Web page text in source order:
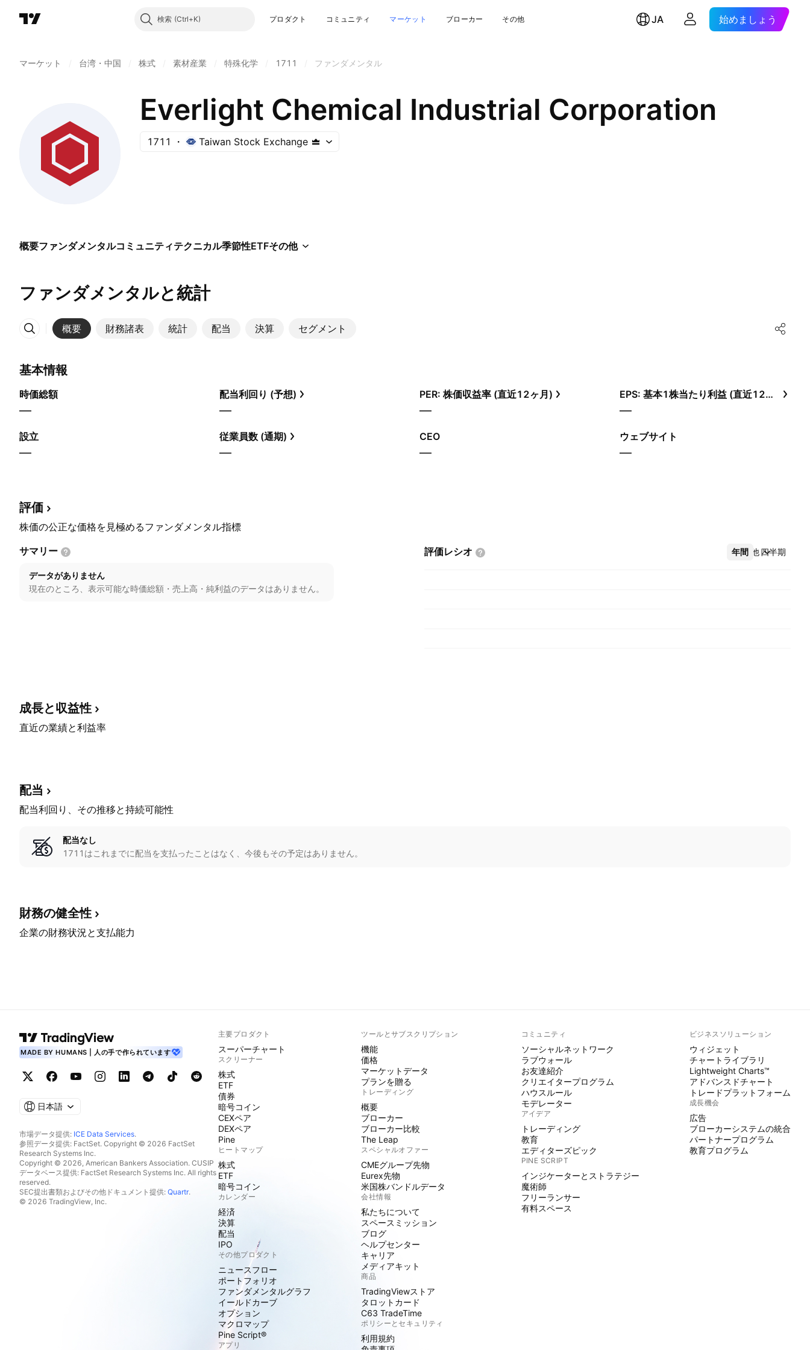
検索 プロダクト コミュニティ マーケット ブローカー その他 JA 始めましょう
マーケット 台湾・中国 株式 素材産業 特殊化学 1711 ファンダメンタル
Everlight Chemical Industrial Corporation
1711 Taiwan Stock Exchange
概要ファンダメンタルコミュニティテクニカル季節性ETFその他
ファンダメンタルと統計
概要 財務諸表 統計 配当 決算 セグメント
その他
基本情報
時価総額
—
配当利回り (予想)
—
PER: 株価収益率 (直近12ヶ月)
—
EPS: 基本1株当たり利益 (直近12ヶ月)
—
設立
—
従業員数 (通期)
—
CEO
—
ウェブサイト
—
評価
株価の公正な価格を見極めるファンダメンタル指標
サマリー
データがありません
現在のところ、表示可能な時価総額・売上高・純利益のデータはありません。
評価レシオ 年間 四半期
その他
成長と収益性
直近の業績と利益率
配当
配当利回り、その推移と持続可能性
配当なし
1711はこれまでに配当を支払ったことはなく、今後もその予定はありません。
財務の健全性
企業の財務状況と支払能力
MADE BY HUMANS | 人の手で作られています
日本語
市場データ提供: ICE Data Services.
参照データ提供: FactSet. Copyright © 2026 FactSet
Research Systems Inc.
Copyright © 2026, American Bankers Association. CUSIP
データベース提供: FactSet Research Systems Inc. All rights
reserved.
SEC提出書類およびその他ドキュメント提供: Quartr.
© 2026 TradingView, Inc.
主要プロダクト
スーパーチャート
スクリーナー
株式
ETF
債券
暗号コイン
CEXペア
DEXペア
Pine
ヒートマップ
株式
ETF
暗号コイン
カレンダー
経済
決算
配当
IPO
その他プロダクト
ニュースフロー
ポートフォリオ
ファンダメンタルグラフ
イールドカーブ
オプション
マクロマップ
Pine Script®
アプリ
ツールとサブスクリプション
機能
価格
マーケットデータ
プランを贈る
トレーディング
概要
ブローカー
ブローカー比較
The Leap
スペシャルオファー
CMEグループ先物
Eurex先物
米国株バンドルデータ
会社情報
私たちについて
スペースミッション
ブログ
ヘルプセンター
キャリア
メディアキット
商品
TradingViewストア
タロットカード
C63 TradeTime
ポリシーとセキュリティ
利用規約
コミュニティ
ソーシャルネットワーク
ラブウォール
お友達紹介
クリエイタープログラム
ハウスルール
モデレーター
アイデア
トレーディング
教育
エディターズピック
PINE SCRIPT
インジケーターとストラテジー
魔術師
フリーランサー
有料スペース
ビジネスソリューション
ウィジェット
チャートライブラリ
Lightweight Charts™
アドバンスドチャート
トレードプラットフォーム
成長機会
広告
ブローカーシステムの統合
パートナープログラム
教育プログラム